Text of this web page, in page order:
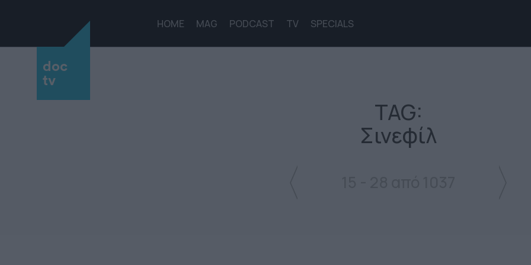
doc
tv
HOME MAG PODCAST TV SPECIALS
TAG:
Σινεφίλ